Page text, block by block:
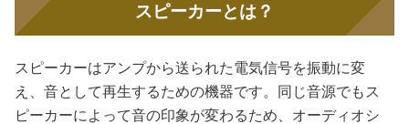
スピーカーとは？
スピーカーはアンプから送られた電気信号を振動に変
え、音として再生するための機器です。同じ音源でもス
ピーカーによって音の印象が変わるため、オーディオシ